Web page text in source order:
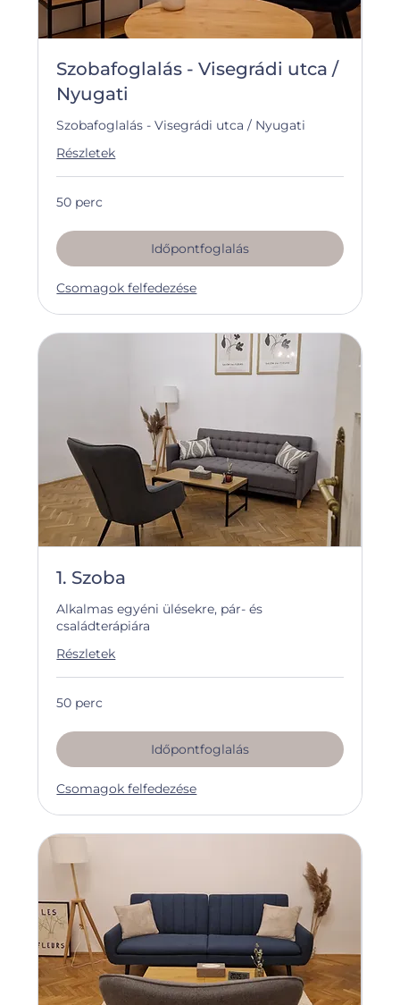
Szobafoglalás - Visegrádi utca /
Nyugati
Szobafoglalás - Visegrádi utca / Nyugati
Részletek
50 perc
Időpontfoglalás
Csomagok felfedezése
1. Szoba
Alkalmas egyéni ülésekre, pár- és
családterápiára
Részletek
50 perc
Időpontfoglalás
Csomagok felfedezése